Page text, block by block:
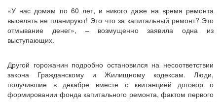
«У нас домам по 60 лет, и никого даже на время ремонта
выселять не планируют! Это что за капитальный ремонт? Это
отмывание денег», – возмущенно заявила одна из
выступающих.
Другой горожанин подробно остановился на несоответствии
закона Гражданскому и Жилищному кодексам. Люди,
получившие в декабре вместе с квитанцией договор о
формировании фонда капитального ремонта, фактом первого